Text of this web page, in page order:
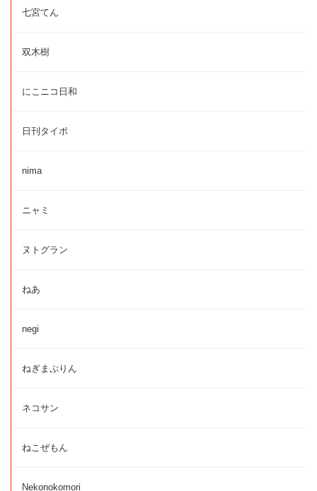
七宮てん
双木樹
にこニコ日和
日刊タイポ
nima
ニャミ
ヌトグラン
ねあ
negi
ねぎまぷりん
ネコサン
ねこぜもん
Nekonokomori